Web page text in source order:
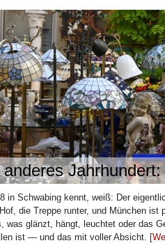
in Schwabing kennt, weiß: Der
die Treppe runter, und München
was glänzt, hängt, leuchtet oder das
ist — und das mit voller Absicht.
ein Kaffeehändler Bremen
[SiSt24] Mitten in der Bremer
lang ist und trotzdem eine ganze
[Weiterlesen...]